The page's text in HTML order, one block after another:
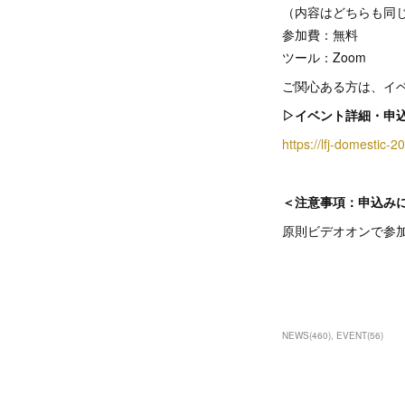
（内容はどちらも同
参加費：無料
ツール：Zoom
ご関心ある方は、イ
▷イベント詳細・申
https://lfj-domestic-
＜注意事項：申込み
原則ビデオオンで参
NEWS(460) EVENT(56)